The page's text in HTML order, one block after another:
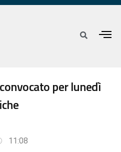
per lunedì
11:08